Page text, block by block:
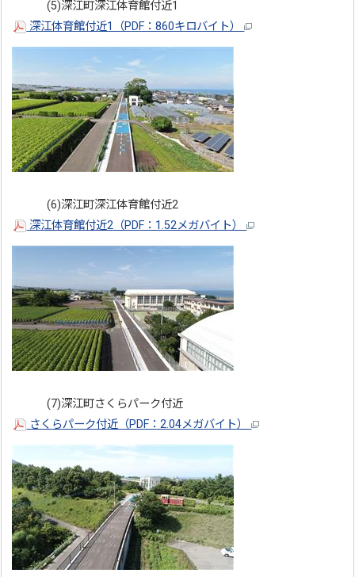
(5)深江町深江体育館付近1
深江体育館付近1（PDF：860キロバイト）
(6)深江町深江体育館付近2
深江体育館付近2（PDF：1.52メガバイト）
(7)深江町さくらパーク付近
さくらパーク付近（PDF：2.04メガバイト）